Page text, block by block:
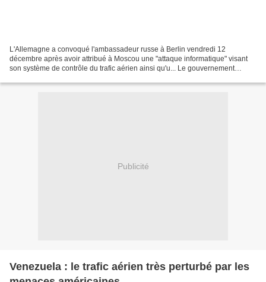
L'Allemagne a convoqué l'ambassadeur russe à Berlin vendredi 12
décembre après avoir attribué à Moscou une "attaque informatique" visant
son système de contrôle du trafic aérien ainsi qu'u... Le gouvernement
Publicité
Venezuela : le trafic aérien très perturbé par les